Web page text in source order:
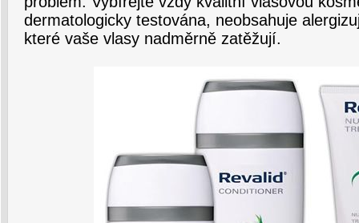
dermatologicky testována, neobsahuje
které vaše vlasy nadměrně zatěžují.